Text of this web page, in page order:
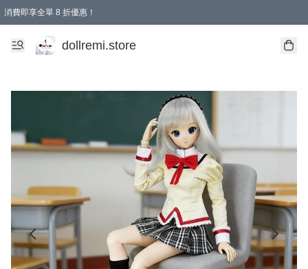
消費即享全單 8 折優惠！
購物滿 HKD 1500.00即享免運費優惠！（適用於 本地送貨、本地取貨、國際送貨 )
dollremi.store